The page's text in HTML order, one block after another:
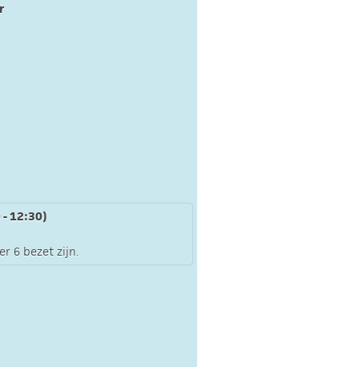
- 12:30)
6 bezet zijn.